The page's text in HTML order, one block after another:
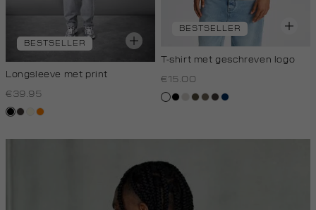
BESTSELLER
Longsleeve met print
€39.95
zwartchoco
wit,
white
oranje
BESTSELLER
T-shirt met geschreven logo
€15.00
witzwarttaupe,
donkerkhaki
lichtbruin
chocodonkerblauw